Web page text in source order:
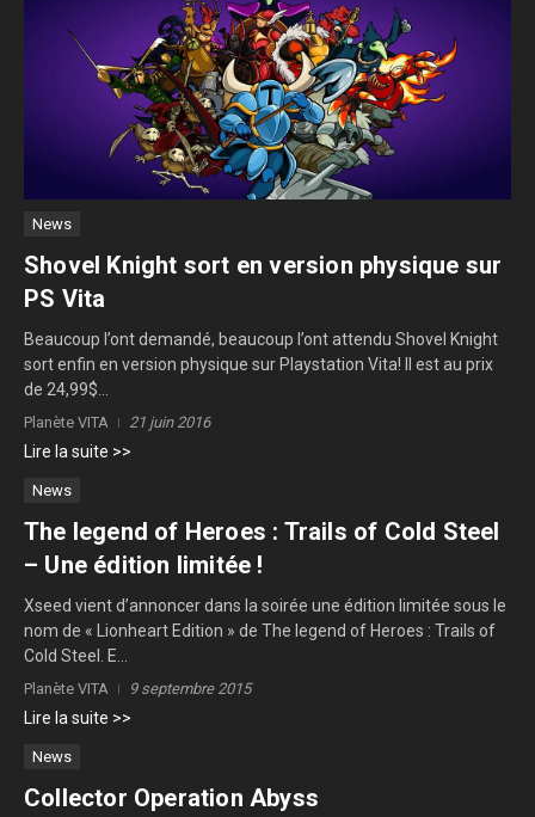
News
Shovel Knight sort en version physique sur
PS Vita
Beaucoup l’ont demandé, beaucoup l’ont attendu Shovel Knight
sort enfin en version physique sur Playstation Vita! Il est au prix
de 24,99$...
Planète VITA 21 juin 2016
Lire la suite >>
News
The legend of Heroes : Trails of Cold Steel
– Une édition limitée !
Xseed vient d’annoncer dans la soirée une édition limitée sous le
nom de « Lionheart Edition » de The legend of Heroes : Trails of
Cold Steel. E...
Planète VITA 9 septembre 2015
Lire la suite >>
News
Collector Operation Abyss